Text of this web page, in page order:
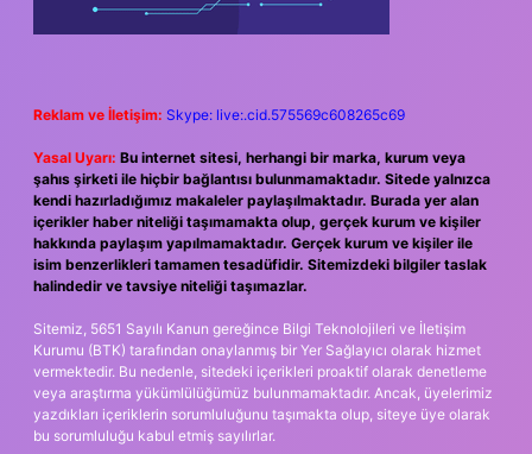
Reklam ve İletişim: Skype: live:.cid.575569c608265c69
Yasal Uyarı: Bu internet sitesi, herhangi bir marka, kurum veya
şahıs şirketi ile hiçbir bağlantısı bulunmamaktadır. Sitede yalnızca
kendi hazırladığımız makaleler paylaşılmaktadır. Burada yer alan
içerikler haber niteliği taşımamakta olup, gerçek kurum ve kişiler
hakkında paylaşım yapılmamaktadır. Gerçek kurum ve kişiler ile
isim benzerlikleri tamamen tesadüfidir. Sitemizdeki bilgiler taslak
halindedir ve tavsiye niteliği taşımazlar.
Sitemiz, 5651 Sayılı Kanun gereğince Bilgi Teknolojileri ve İletişim
Kurumu (BTK) tarafından onaylanmış bir Yer Sağlayıcı olarak hizmet
vermektedir. Bu nedenle, sitedeki içerikleri proaktif olarak denetleme
veya araştırma yükümlülüğümüz bulunmamaktadır. Ancak, üyelerimiz
yazdıkları içeriklerin sorumluluğunu taşımakta olup, siteye üye olarak
bu sorumluluğu kabul etmiş sayılırlar.